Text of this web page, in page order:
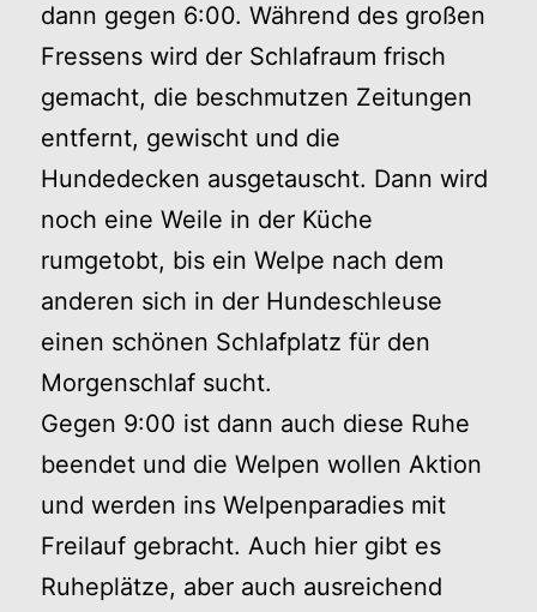
dann gegen 6:00. Während des großen
Fressens wird der Schlafraum frisch
gemacht, die beschmutzen Zeitungen
entfernt, gewischt und die
Hundedecken ausgetauscht. Dann wird
noch eine Weile in der Küche
rumgetobt, bis ein Welpe nach dem
anderen sich in der Hundeschleuse
einen schönen Schlafplatz für den
Morgenschlaf sucht.
Gegen 9:00 ist dann auch diese Ruhe
beendet und die Welpen wollen Aktion
und werden ins Welpenparadies mit
Freilauf gebracht. Auch hier gibt es
Ruheplätze, aber auch ausreichend